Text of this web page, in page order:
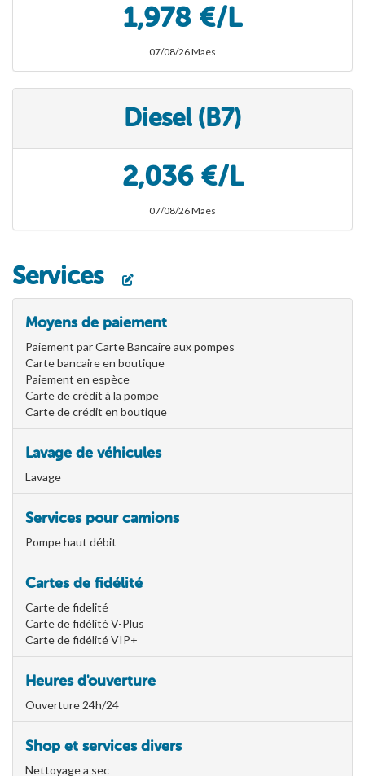
1,978 €/L
07/08/26 Maes
Diesel (B7)
2,036 €/L
07/08/26 Maes
Services
Moyens de paiement
Paiement par Carte Bancaire aux pompes
Carte bancaire en boutique
Paiement en espèce
Carte de crédit à la pompe
Carte de crédit en boutique
Lavage de véhicules
Lavage
Services pour camions
Pompe haut débit
Cartes de fidélité
Carte de fidelité
Carte de fidélité V-Plus
Carte de fidélité VIP+
Heures d'ouverture
Ouverture 24h/24
Shop et services divers
Nettoyage a sec